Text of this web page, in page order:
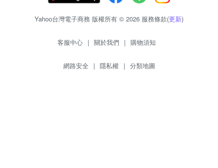
Yahoo台灣電子商務 版權所有 © 2026 服務條款(更新)
客服中心 | 關於我們 | 購物須知
網路安全 | 隱私權 | 分類地圖